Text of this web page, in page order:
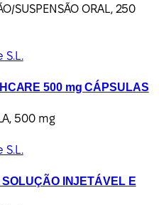
SUSPENSÃO ORAL, 250
S.L.
500 mg CÁPSULAS
500 mg
S.L.
INJETÁVEL E